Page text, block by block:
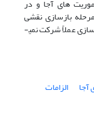
های آجا و در
بازسازی نقشی
تعریف نشده است، لذا این سازمان در مرحله بازسازی عملاً شرکت نمی­
آجا
الزامات